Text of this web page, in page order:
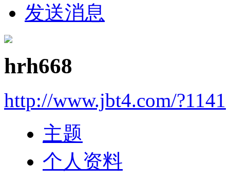
发送消息
hrh668
http://www.jbt4.com/?1141
主题
个人资料